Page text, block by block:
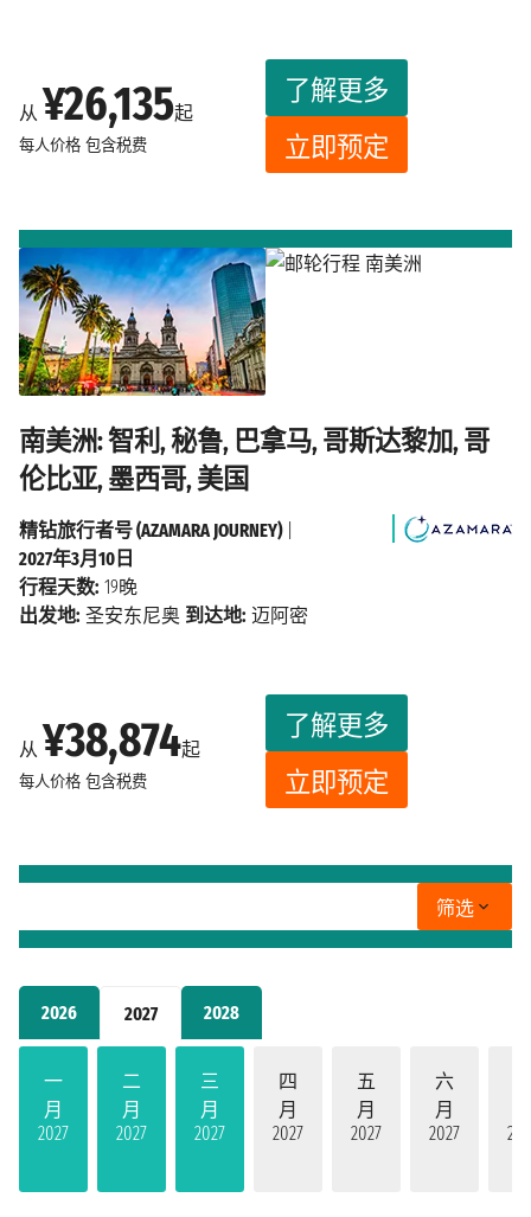
2026 2027 2028
一
月
2027
二
月
2027
三
月
2027
四
月
2027
五
月
2027
六
月
2027
从 ¥26,135起
每人价格 包含税费
了解更多
立即预定
南美洲: 智利, 秘鲁, 巴拿马, 哥斯达黎加, 哥
伦比亚, 墨西哥, 美国
从 ¥38,874起
每人价格 包含税费
了解更多
立即预定
精钻旅行者号 (AZAMARA JOURNEY)|
2027年3月10日
行程天数: 19晚
出发地: 圣安东尼奥 到达地: 迈阿密
筛选